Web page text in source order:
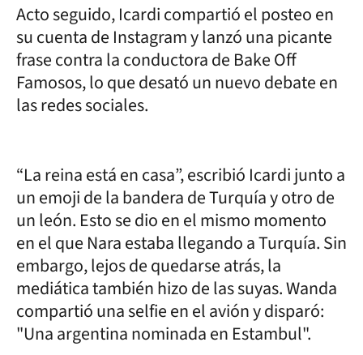
Acto seguido, Icardi compartió el posteo en
su cuenta de Instagram y lanzó una picante
frase contra la conductora de Bake Off
Famosos, lo que desató un nuevo debate en
las redes sociales.
“La reina está en casa”, escribió Icardi junto a
un emoji de la bandera de Turquía y otro de
un león. Esto se dio en el mismo momento
en el que Nara estaba llegando a Turquía. Sin
embargo, lejos de quedarse atrás, la
mediática también hizo de las suyas. Wanda
compartió una selfie en el avión y disparó:
"Una argentina nominada en Estambul".